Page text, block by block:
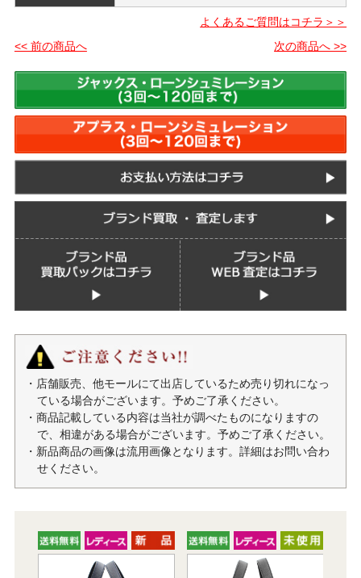
よくあるご質問はコチラ＞＞
<< 前の商品へ
次の商品へ >>
・店舗販売、他モールにて出店しているため売り切れになっ
ている場合がございます。予めご了承ください。
・商品記載している内容は当社が調べたものになりますの
で、相違がある場合がございます。予めご了承ください。
・新品商品の画像は流用画像となります。詳細はお問い合わ
せください。